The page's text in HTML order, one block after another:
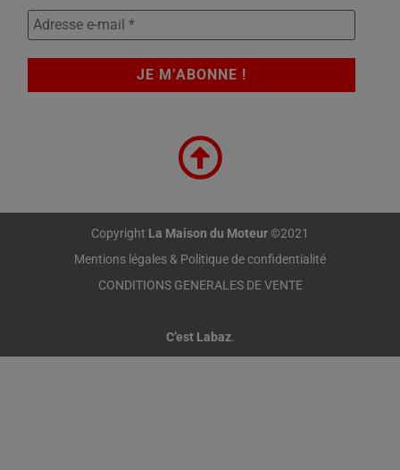
Copyright La Maison du Moteur©2021
Mentions légales & Politique de confidentialité
CONDITIONS GENERALES DE VENTE
C’est Labaz.